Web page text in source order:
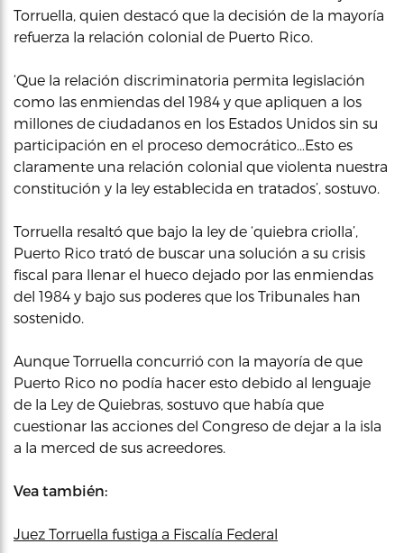
Torruella, quien destacó que la decisión de la mayoría
refuerza la relación colonial de Puerto Rico.
‘Que la relación discriminatoria permita legislación
como las enmiendas del 1984 y que apliquen a los
millones de ciudadanos en los Estados Unidos sin su
participación en el proceso democrático…Esto es
claramente una relación colonial que violenta nuestra
constitución y la ley establecida en tratados’, sostuvo.
Torruella resaltó que bajo la ley de ‘quiebra criolla’,
Puerto Rico trató de buscar una solución a su crisis
fiscal para llenar el hueco dejado por las enmiendas
del 1984 y bajo sus poderes que los Tribunales han
sostenido.
Aunque Torruella concurrió con la mayoría de que
Puerto Rico no podía hacer esto debido al lenguaje
de la Ley de Quiebras, sostuvo que había que
cuestionar las acciones del Congreso de dejar a la isla
a la merced de sus acreedores.
Vea también:
Juez Torruella fustiga a Fiscalía Federal